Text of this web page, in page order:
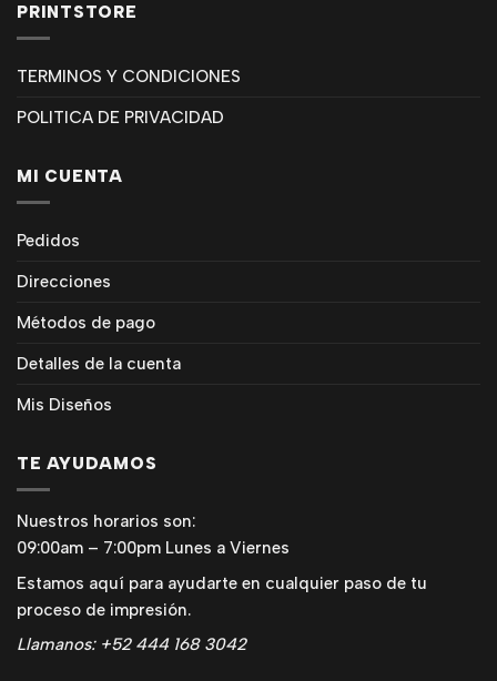
PRINTSTORE
TERMINOS Y CONDICIONES
POLITICA DE PRIVACIDAD
MI CUENTA
Pedidos
Direcciones
Métodos de pago
Detalles de la cuenta
Mis Diseños
TE AYUDAMOS
Nuestros horarios son:
09:00am – 7:00pm Lunes a Viernes
Estamos aquí para ayudarte en cualquier paso de tu
proceso de impresión.
Llamanos: +52 444 168 3042